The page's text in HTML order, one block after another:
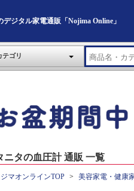
ジタル家電通販「Nojima Online」
テゴリ
ニタの血圧計 通販 一覧
ジマオンラインTOP 美容家電・健康